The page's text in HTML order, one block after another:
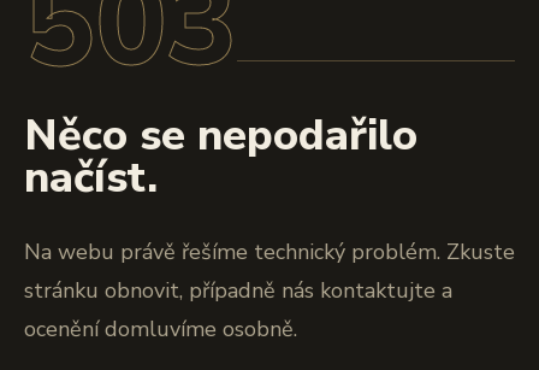
Něco se nepodařilo
načíst.
Na webu právě řešíme technický problém. Zkuste
stránku obnovit, případně nás kontaktujte a
ocenění domluvíme osobně.